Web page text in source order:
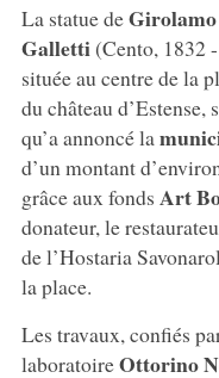
La statue de
Galletti(Cento, 1832
située au centre de la
du château d’Estense,
qu’a annoncé la
d’un montant
grâce aux fonds Art
donateur, le
de l’Hostaria
la place.
Les travaux, confiés
laboratoireOttorino